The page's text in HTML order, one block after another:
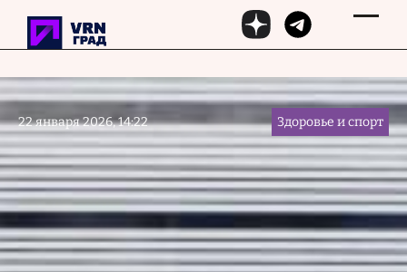
Перейти к основному содержанию
22 января 2026, 14:22 Здоровье и спорт